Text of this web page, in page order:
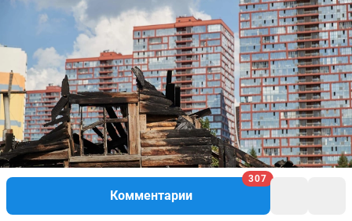
Комментарии
307